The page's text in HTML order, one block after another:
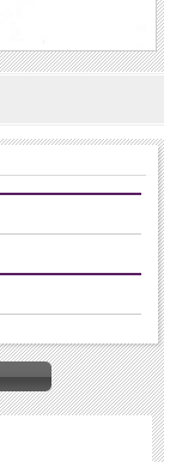
ス製のミニトングで
がシンプルで素敵で
さめサイズで、 セー